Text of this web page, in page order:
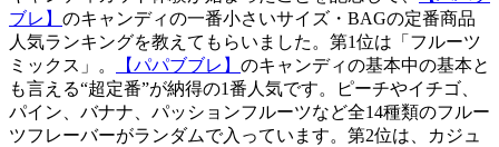
ブレ】 のキャンディの一番小さいサイズ・BAGの定番商品
人気ランキングを教えてもらいました。第1位は「フルーツ
ミックス」。
【パパブブレ】 のキャンディの基本中の基本と
も言える“超定番”が納得の1番人気です。ピーチやイチゴ、
パイン、バナナ、パッションフルーツなど全14種類のフルー
ツフレーバーがランダムで入っています。第2位は、カジュ